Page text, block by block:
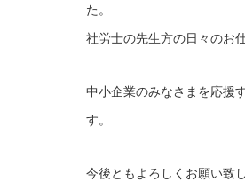
た。
社労士の先生方の日々のお
中小企業のみなさまを応援
す。
今後ともよろしくお願い致し